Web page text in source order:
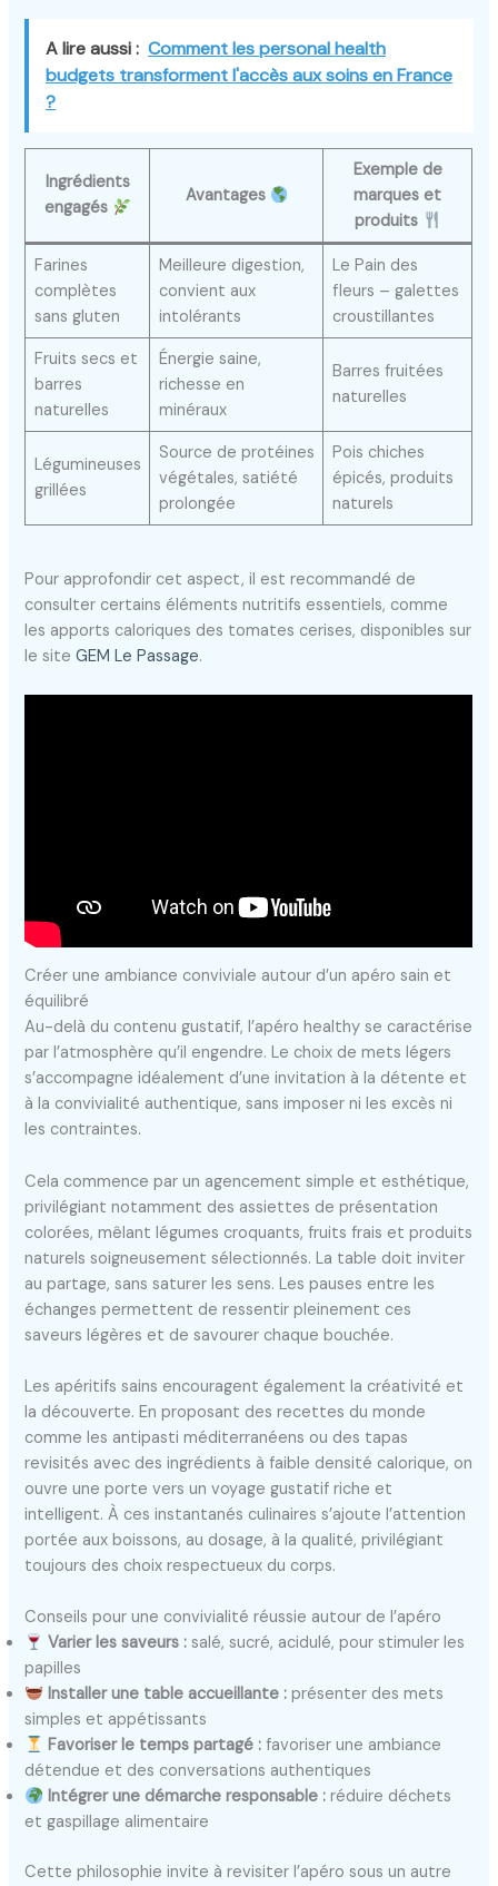
A lire aussi : Comment les personal health
budgets transforment l'accès aux soins en France
?
Ingrédients
engagés
Avantages
Exemple de
marques et
produits
Farines
complètes
sans gluten
Meilleure digestion,
convient aux
intolérants
Le Pain des
fleurs – galettes
croustillantes
Fruits secs et
barres
naturelles
Énergie saine,
richesse en
minéraux
Barres fruitées
naturelles
Légumineuses
grillées
Source de protéines
végétales, satiété
prolongée
Pois chiches
épicés, produits
naturels
Pour approfondir cet aspect, il est recommandé de
consulter certains éléments nutritifs essentiels, comme
les apports caloriques des tomates cerises, disponibles sur
le siteGEM Le Passage.
Créer une ambiance conviviale autour d’un apéro sain et
équilibré
Au-delà du contenu gustatif, l’apéro healthy se caractérise
par l’atmosphère qu’il engendre. Le choix de mets légers
s’accompagne idéalement d’une invitation à la détente et
à la convivialité authentique, sans imposer ni les excès ni
les contraintes.
Cela commence par un agencement simple et esthétique,
privilégiant notamment des assiettes de présentation
colorées, mêlant légumes croquants, fruits frais et produits
naturels soigneusement sélectionnés. La table doit inviter
au partage, sans saturer les sens. Les pauses entre les
échanges permettent de ressentir pleinement ces
saveurs légères et de savourer chaque bouchée.
Les apéritifs sains encouragent également la créativité et
la découverte. En proposant des recettes du monde
comme les antipasti méditerranéens ou des tapas
revisités avec des ingrédients à faible densité calorique, on
ouvre une porte vers un voyage gustatif riche et
intelligent. À ces instantanés culinaires s’ajoute l’attention
portée aux boissons, au dosage, à la qualité, privilégiant
toujours des choix respectueux du corps.
Conseils pour une convivialité réussie autour de l’apéro
Varier les saveurs : salé, sucré, acidulé, pour stimuler les
papilles
Installer une table accueillante : présenter des mets
simples et appétissants
Favoriser le temps partagé : favoriser une ambiance
détendue et des conversations authentiques
Intégrer une démarche responsable : réduire déchets
et gaspillage alimentaire
Cette philosophie invite à revisiter l’apéro sous un autre